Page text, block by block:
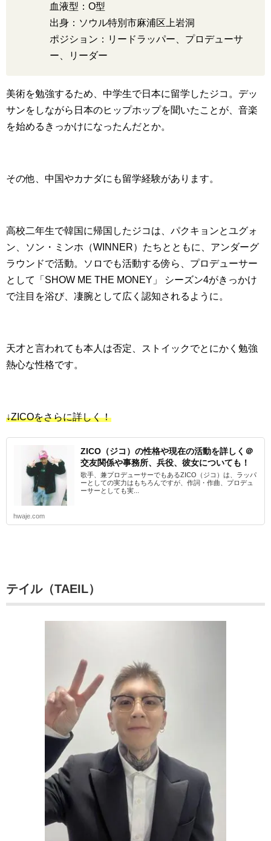
血液型：O型
出身：ソウル特別市麻浦区上岩洞
ポジション：リードラッパー、プロデューサ
ー、リーダー
美術を勉強するため、中学生で日本に留学したジコ。デッ
サンをしながら日本のヒップホップを聞いたことが、音楽
を始めるきっかけになったんだとか。
その他、中国やカナダにも留学経験があります。
高校二年生で韓国に帰国したジコは、パクキョンとユグォ
ン、ソン・ミンホ（WINNER）たちとともに、アンダーグ
ラウンドで活動。ソロでも活動する傍ら、プロデューサー
として「SHOW ME THE MONEY」 シーズン4がきっかけ
で注目を浴び、凄腕として広く認知されるように。
天才と言われても本人は否定、ストイックでとにかく勉強
熱心な性格です。
↓ZICOをさらに詳しく！
ZICO（ジコ）の性格や現在の活動を詳しく＠
交友関係や事務所、兵役、彼女についても！
歌手、兼プロデューサーでもあるZICO（ジコ）は、ラッパ
ーとしての実力はもちろんですが、作詞・作曲、プロデュ
ーサーとしても実...
hwaje.com
テイル（TAEIL）